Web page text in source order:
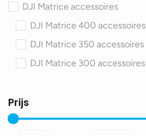
DJI Matrice accessoires
DJI Matrice 400 accessoires
DJI Matrice 350 accessoires
DJI Matrice 300 accessoires
Prijs